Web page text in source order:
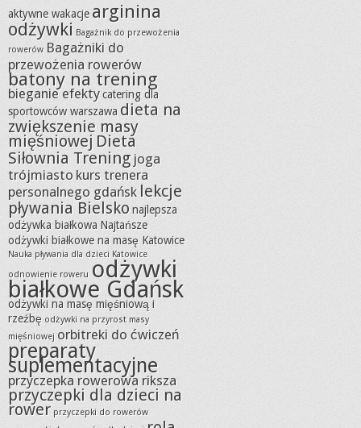
aktywne wakacje arginina
odżywki Bagażnik do przewożenia
rowerów Bagażniki do
przewożenia rowerów
batony na trening
bieganie efektycatering dla
sportowców warszawa dieta na
zwiększenie masy
mięśniowej Dieta
Siłownia Trening joga
trójmiasto kurs trenera
personalnego gdańsk lekcje
pływania Bielskonajlepsza
odżywka białkowa Najtańsze
odżywki białkowe na masę Katowice
Nauka pływania dla dzieci Katowice
odnowienie roweru odżywki
białkowe Gdańsk
odżywki na masę mięśniową i
rzeźbę odżywki na przyrost masy
mięśniowej orbitreki do ćwiczeń
preparaty
suplementacyjne
przyczepka rowerowa riksza
przyczepki dla dzieci na
rower przyczepki do rowerów